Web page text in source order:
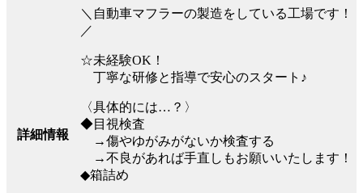
詳細情報
＼自動車マフラーの製造をしている工場です！
／
☆未経験OK！
丁寧な研修と指導で安心のスタート♪
〈具体的には…？〉
◆目視検査
→傷やゆがみがないか検査する
→不良があれば手直しもお願いいたします！
◆箱詰め